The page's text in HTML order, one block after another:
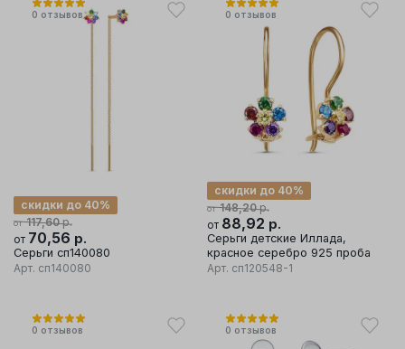
0 отзывов
от 117,60р.
скидки до 40%
от 70,56 р.
Серьги сп140080
Арт. сп140080
0 отзывов
от 148,20р.
скидки до 40%
от 88,92 р.
Серьги детские Иллада,
красное серебро 925 проба
Арт. сп120548-1
0 отзывов 0 отзывов